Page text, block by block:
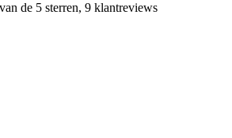
de 5 sterren, 9 klantreviews